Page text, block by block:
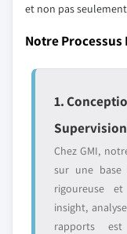
et non pas
Notre Processus
1.
Chez GMI,
sur une base
rigoureuse
insight,
rapports